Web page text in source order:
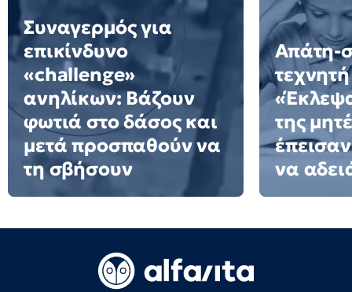
Συναγερμός για
επικίνδυνο
«challenge»
ανηλίκων: Βάζουν
φωτιά στο δάσος και
μετά προσπαθούν να
τη σβήσουν
Απάτη-
της
να